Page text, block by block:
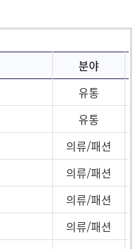
분야
유통
유통
의류/패션
의류/패션
의류/패션
의류/패션